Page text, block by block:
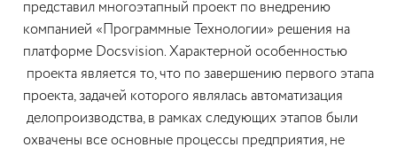
представил многоэтапный проект по внедрению
компанией «Программные Технологии» решения на
платформе Docsvision. Характерной особенностью
проекта является то, что по завершению первого этапа
проекта, задачей которого являлась автоматизация
делопроизводства, в рамках следующих этапов были
охвачены все основные процессы предприятия, не